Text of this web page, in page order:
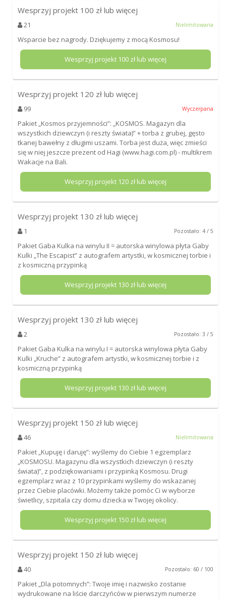
Wesprzyj projekt 100 zł lub więcej
21 Nielimitowana
Wsparcie bez nagrody. Dziękujemy z mocą Kosmosu!
Wesprzyj projekt 100zł lub więcej
Wesprzyj projekt 120 zł lub więcej
99 Wyczerpana
Pakiet „Kosmos przyjemności”: „KOSMOS. Magazyn dla
wszystkich dziewczyn (i reszty świata)” + torba z grubej, gęsto
tkanej bawełny z długimi uszami. Torba jest duża, więc zmieści
się w niej jeszcze prezent od Hagi (www.hagi.com.pl) - multikrem
Wakacje na Bali.
Wesprzyj projekt 120zł lub więcej
Wesprzyj projekt 130 zł lub więcej
1 Pozostało: 4 / 5
Pakiet Gaba Kulka na winylu II = autorska winylowa płyta Gaby
Kulki „The Escapist” z autografem artystki, w kosmicznej torbie i
z kosmiczną przypinką
Wesprzyj projekt 130zł lub więcej
Wesprzyj projekt 130 zł lub więcej
2 Pozostało: 3 / 5
Pakiet Gaba Kulka na winylu I = autorska winylowa płyta Gaby
Kulki „Kruche” z autografem artystki, w kosmicznej torbie i z
kosmiczną przypinką
Wesprzyj projekt 130zł lub więcej
Wesprzyj projekt 150 zł lub więcej
46 Nielimitowana
Pakiet „Kupuję i daruję”: wyślemy do Ciebie 1 egzemplarz
„KOSMOSU. Magazynu dla wszystkich dziewczyn (i reszty
świata)”, z podziękowaniami i przypinką Kosmosu. Drugi
egzemplarz wraz z 10 przypinkami wyślemy do wskazanej
przez Ciebie placówki. Możemy także pomóc Ci w wyborze
świetlicy, szpitala czy domu dziecka w Twojej okolicy.
Wesprzyj projekt 150zł lub więcej
Wesprzyj projekt 150 zł lub więcej
40 Pozostało: 60 / 100
Pakiet „Dla potomnych”: Twoje imię i nazwisko zostanie
wydrukowane na liście darczyńców w pierwszym numerze